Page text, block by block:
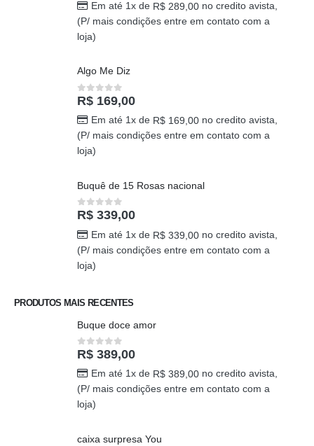
Em até 1x de R$289,00no credito avista,
(P/ mais condições entre em contato com a
loja)
Algo Me Diz
0out of 5
R$ 169,00
Em até 1x de R$169,00no credito avista,
(P/ mais condições entre em contato com a
loja)
Buquê de 15 Rosas nacional
0out of 5
R$ 339,00
Em até 1x de R$339,00no credito avista,
(P/ mais condições entre em contato com a
loja)
PRODUTOS MAIS RECENTES
Buque doce amor
0out of 5
R$ 389,00
Em até 1x de R$389,00no credito avista,
(P/ mais condições entre em contato com a
loja)
caixa surpresa You